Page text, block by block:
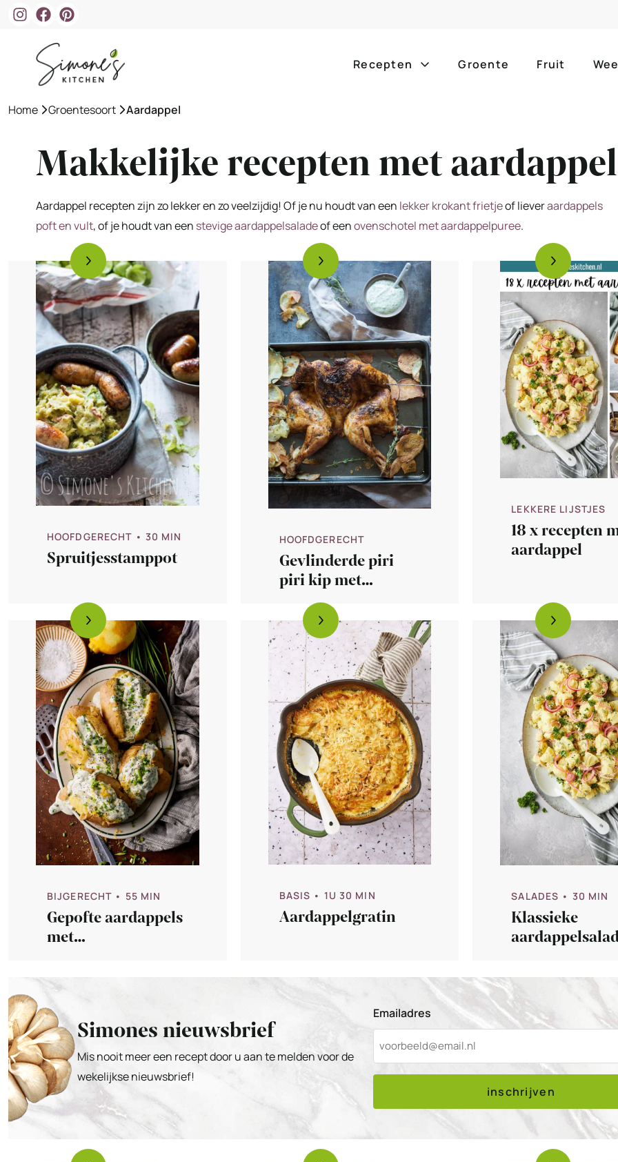
Recepten
ontbijt bijgerechten
lunch hoofdgerechten
borrelhapjes desserts
voorgerechten drankjes
alle
slow
Groente Fruit
Home »Groentesoort »Aardappel
Makkelijke recepten met aardappel
Aardappel recepten zijn zo lekker en zo veelzijdig! Of je nu houdt van een lekker krokant frietjeof lieveraardappels
poft en vult, of je houdt van een stevige aardappelsaladeof eenovenschotel met aardappelpuree.
HOOFDGERECHT • 30 MIN
Spruitjesstamppot
HOOFDGERECHT
Gevlinderde piri
piri kip met
aardappels
LEKKERE LIJSTJES
18 x recepten
aardappel
BIJGERECHT • 55 MIN
Gepofte aardappels
met
BASIS • 1U 30 MIN
Aardappelgratin
SALADES • 30 MIN
Klassieke
Simones nieuwsbrief
Mis nooit meer een recept door u aan te melden voor de
wekelijkse nieuwsbrief!
Emailadres
inschrijven